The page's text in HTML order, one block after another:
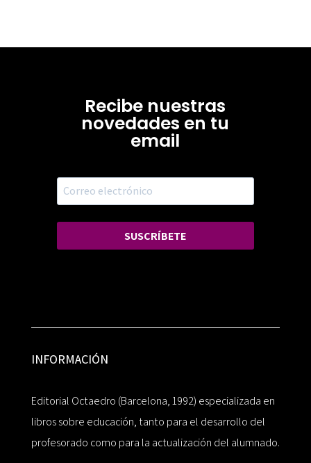
Recibe nuestras
novedades en tu
email
SUSCRÍBETE
INFORMACIÓN
Editorial Octaedro (Barcelona, 1992) especializada en
libros sobre educación, tanto para el desarrollo del
profesorado como para la actualización del alumnado.